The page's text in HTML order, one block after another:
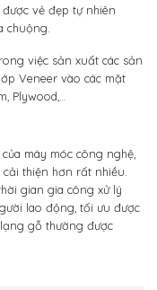
vẻ đẹp tự nhiên
chuộng.
việc sản xuất các sản
Veneer vào các mặt
Plywood,…
máy móc công nghệ,
thiện hơn rất nhiều.
gian gia công xử lý
lao động, tối ưu được
gỗ thường được